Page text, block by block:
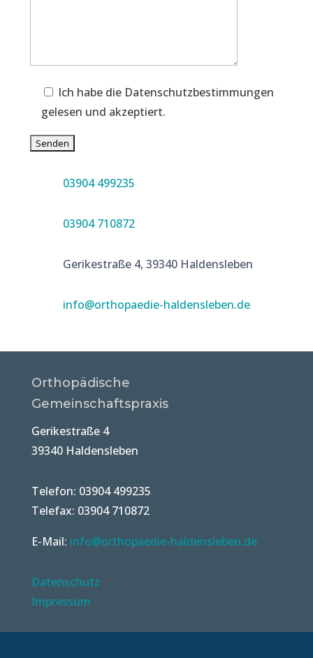
Ich habe die Datenschutzbestimmungen
gelesen und akzeptiert.
03904 499235
03904 710872
Gerikestraße 4, 39340 Haldensleben
info@orthopaedie-haldensleben.de
Orthopädische
Gemeinschaftspraxis
Gerikestraße 4
39340 Haldensleben
Telefon: 03904 499235
Telefax: 03904 710872
E-Mail: info@orthopaedie-haldensleben.de
Datenschutz
Impressum